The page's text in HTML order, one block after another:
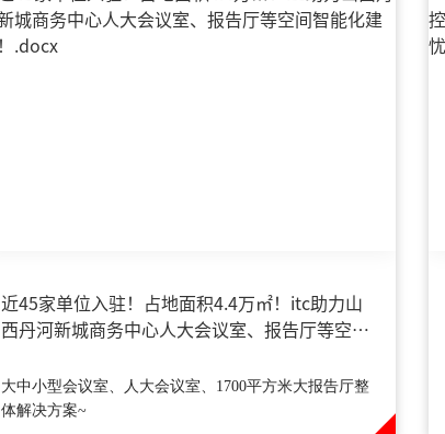
近45家单位入驻！占地面积4.4万㎡！itc助力山
西丹河新城商务中心人大会议室、报告厅等空间
大中小型会议室、人大会议室、1700平方米大报告厅整
体解决方案~